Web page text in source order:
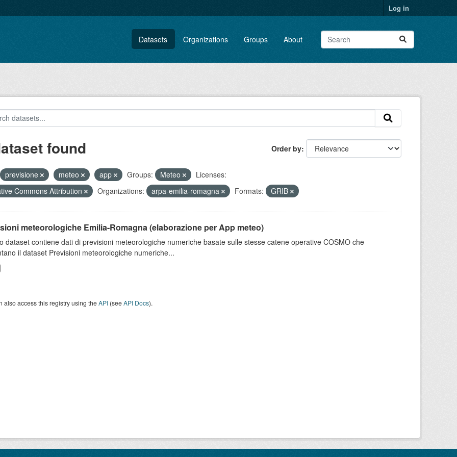
Log in
Datasets Organizations Groups About
Order by
found
previsione meteo app Groups: Meteo
Licenses:
Commons Attribution
Organizations: arpa-emilia-romagna Formats: GRIB
meteorologiche Emilia-Romagna (elaborazione per App meteo)
dataset contiene dati di previsioni meteorologiche numeriche basate sulle stesse catene operative COSMO che
il dataset Previsioni meteorologiche numeriche...
also access this registry using theAPI(seeAPI Docs).